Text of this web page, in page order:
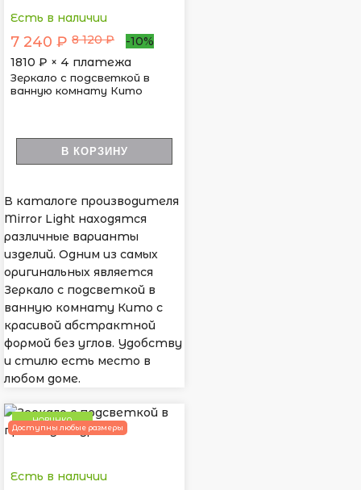
Есть в наличии
7 240 ₽ 8 120 ₽
-10%
1810 ₽ × 4 платежа
Зеркало с подсветкой в
ванную комнату Кито
В КОРЗИНУ
В каталоге производителя
Mirror Light находятся
различные варианты
изделий. Одним из самых
оригинальных является
Зеркало с подсветкой в
ванную комнату Кито с
красивой абстрактной
формой без углов. Удобству
и стилю есть место в
любом доме.
НОВИНКА
Доступны любые размеры
Есть в наличии